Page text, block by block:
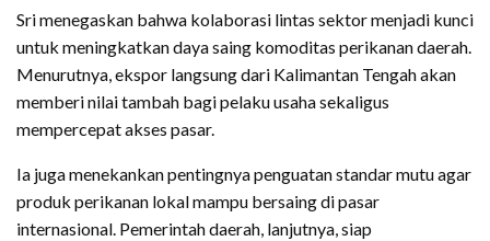
Sri menegaskan bahwa kolaborasi lintas sektor menjadi kunci
untuk meningkatkan daya saing komoditas perikanan daerah.
Menurutnya, ekspor langsung dari Kalimantan Tengah akan
memberi nilai tambah bagi pelaku usaha sekaligus
mempercepat akses pasar.
Ia juga menekankan pentingnya penguatan standar mutu agar
produk perikanan lokal mampu bersaing di pasar
internasional. Pemerintah daerah, lanjutnya, siap